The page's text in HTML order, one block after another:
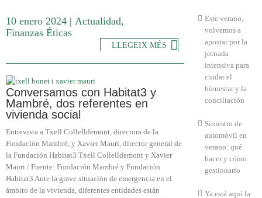
10 enero 2024 | Actualidad,
Finanzas Éticas
LLEGEIX MÉS
Conversamos con Habitat3 y
Mambré, dos referentes en
vivienda social
Entrevista a Txell Collelldemont, directora de la
Fundación Mambré, y Xavier Mauri, director general de
la Fundación Habitat3 Txell Collelldemont y Xavier
Mauri / Fuente: Fundación Mambré y Fundación
Habitat3 Ante la grave situación de emergencia en el
ámbito de la vivienda, diferentes entidades están
Este verano,
volvemos a
apostar por la
jornada
intensiva para
cuidar el
bienestar y la
conciliación
Siniestro de
automóvil en
verano: qué
hacer y cómo
gestionarlo
Ya está aquí la